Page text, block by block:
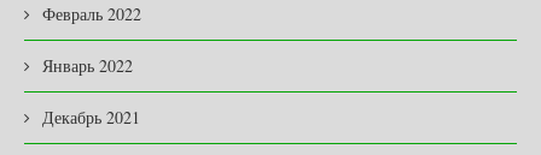
Февраль 2022
Январь 2022
Декабрь 2021